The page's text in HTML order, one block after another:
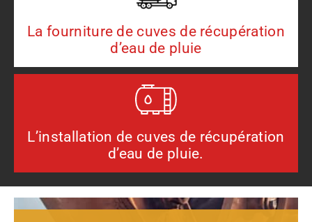
La fourniture de cuves de récupération
d’eau de pluie
L’installation de cuves de récupération
d’eau de pluie.